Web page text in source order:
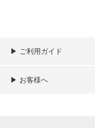
▶︎ ご利用ガイド
ご利用ガイド
決済／配送／送料について
取り扱い商品一覧
顧客情報の取扱について
特定商取引法の表記
▶︎ お客様へ